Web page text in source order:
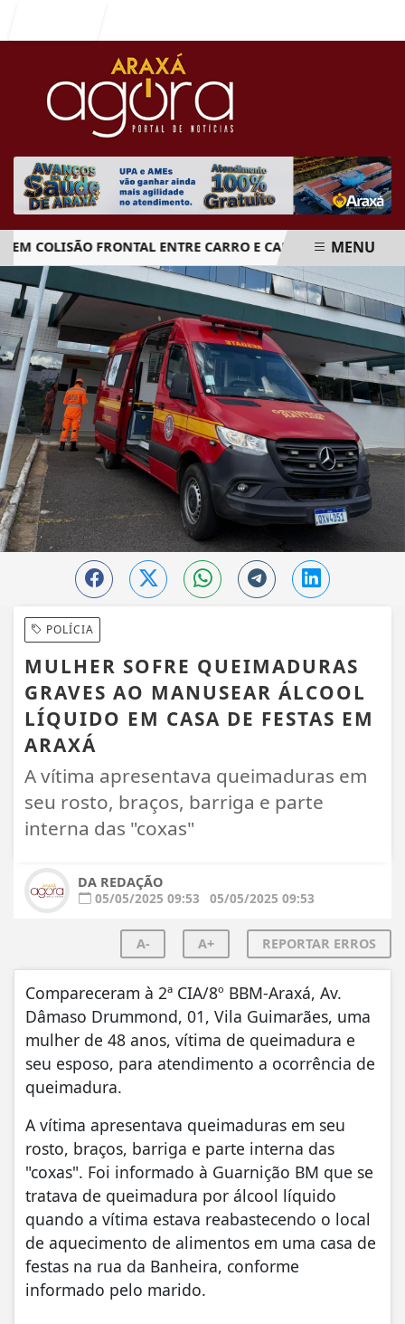
FRONTAL ENTRE CARRO E CAMINHÃO NA BR-262
EM ALTA
MENU
POLÍCIA
MULHER SOFRE QUEIMADURAS
GRAVES AO MANUSEAR ÁLCOOL
LÍQUIDO EM CASA DE FESTAS EM
ARAXÁ
A vítima apresentava queimaduras em
seu rosto, braços, barriga e parte
interna das "coxas"
DA REDAÇÃO
05/05/2025 09:53
05/05/2025 09:53
A- A+ REPORTAR ERROS
Compareceram à 2ª CIA/8º BBM-Araxá, Av.
Dâmaso Drummond, 01, Vila Guimarães, uma
mulher de 48 anos, vítima de queimadura e
seu esposo, para atendimento a ocorrência de
queimadura.
A vítima apresentava queimaduras em seu
rosto, braços, barriga e parte interna das
"coxas". Foi informado à Guarnição BM que se
tratava de queimadura por álcool líquido
quando a vítima estava reabastecendo o local
de aquecimento de alimentos em uma casa de
festas na rua da Banheira, conforme
informado pelo marido.